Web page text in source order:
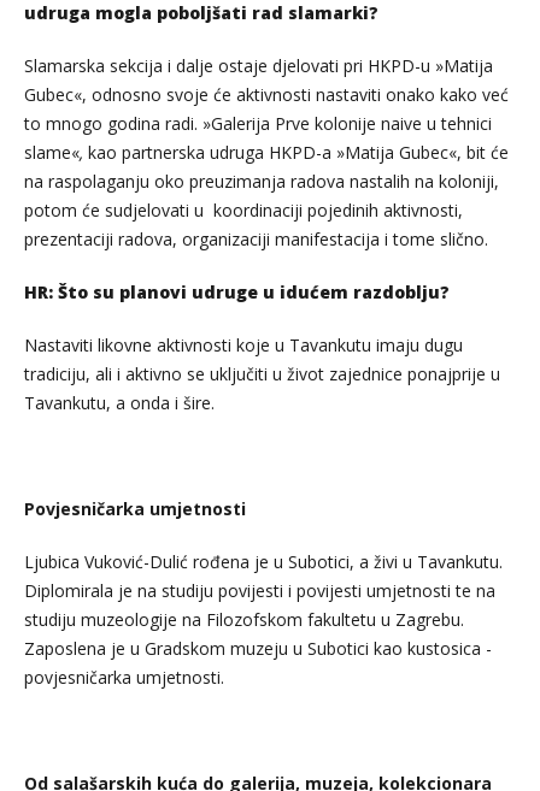
udruga mogla poboljšati rad slamarki?
Slamarska sekcija i dalje ostaje djelovati pri HKPD-u »Matija
Gubec«, odnosno svoje će aktivnosti nastaviti onako kako već
to mnogo godina radi. »Galerija Prve kolonije naive u tehnici
slame«, kao partnerska udruga HKPD-a »Matija Gubec«, bit će
na raspolaganju oko preuzimanja radova nastalih na koloniji,
potom će sudjelovati u koordinaciji pojedinih aktivnosti,
prezentaciji radova, organizaciji manifestacija i tome slično.
HR: Što su planovi udruge u idućem razdoblju?
Nastaviti likovne aktivnosti koje u Tavankutu imaju dugu
tradiciju, ali i aktivno se uključiti u život zajednice ponajprije u
Tavankutu, a onda i šire.
Povjesničarka umjetnosti
Ljubica Vuković-Dulić rođena je u Subotici, a živi u Tavankutu.
Diplomirala je na studiju povijesti i povijesti umjetnosti te na
studiju muzeologije na Filozofskom fakultetu u Zagrebu.
Zaposlena je u Gradskom muzeju u Subotici kao kustosica -
povjesničarka umjetnosti.
Od salašarskih kuća do galerija, muzeja, kolekcionara